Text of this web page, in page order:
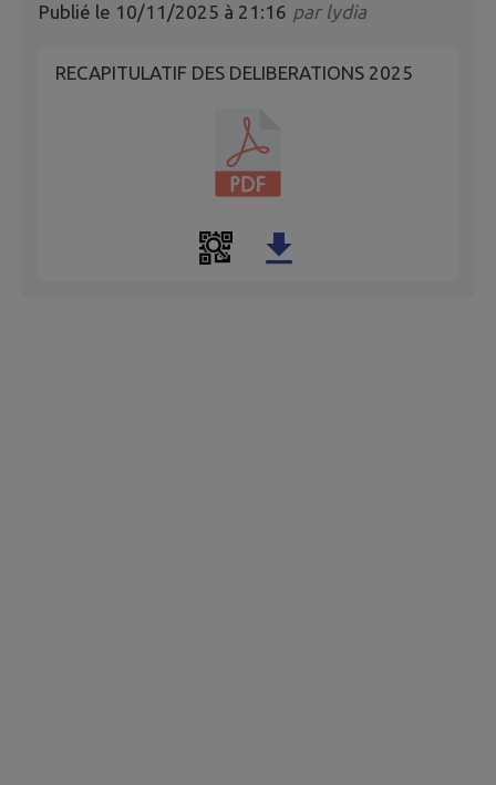
Publié le 10/11/2025 à 21:16 par lydia
RECAPITULATIF DES DELIBERATIONS 2025